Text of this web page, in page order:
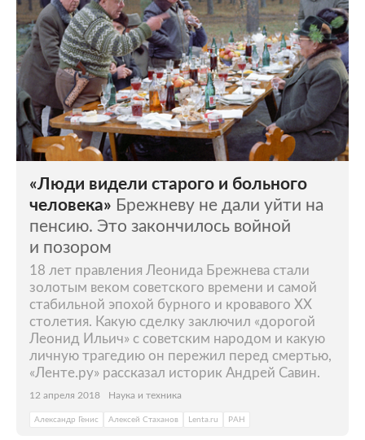
«Люди видели старого и больного
человека» Брежневу не дали уйти на
пенсию. Это закончилось войной
и позором
18 лет правления Леонида Брежнева стали
золотым веком советского времени и самой
стабильной эпохой бурного и кровавого ХХ
столетия. Какую сделку заключил «дорогой
Леонид Ильич» с советским народом и какую
личную трагедию он пережил перед смертью,
«Ленте.ру» рассказал историк Андрей Савин.
12 апреля 2018 Наука и техника
Александр Генис Алексей Стаханов Lenta.ru РАН